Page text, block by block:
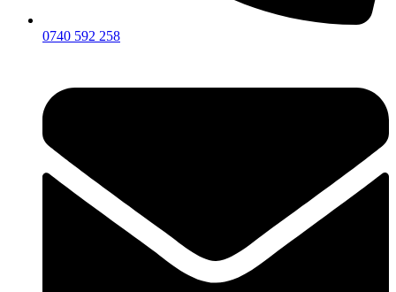
0740 592 258